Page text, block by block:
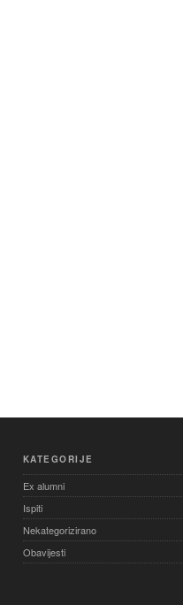
KATEGORIJE
Ex alumni
Ispiti
Nekategorizirano
Obavijesti